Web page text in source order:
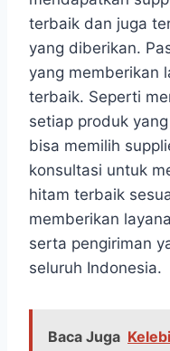
terbaik dan juga
yang diberikan.
yang memberikan
terbaik. Seperti
setiap produk
bisa memilih
konsultasi untuk
hitam terbaik
memberikan
serta pengiriman
seluruh Indonesia.
Baca Juga